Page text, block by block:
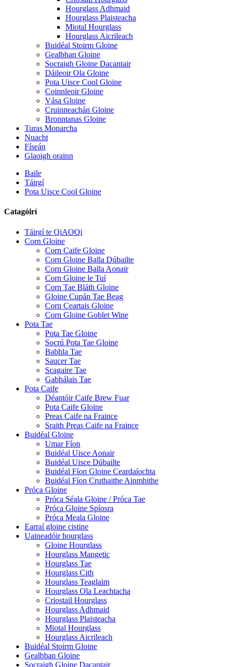
Hourglass Adhmaid
Hourglass Plaisteacha
Miotal Hourglass
Hourglass Aicrileach
Buidéal Stoirm Gloine
Gealbhan Gloine
Socraigh Gloine Dacantair
Dáileoir Ola Gloine
Pota Uisce Cool Gloine
Coinnleoir Gloine
Vása Gloine
Cruinneachán Gloine
Bronntanas Gloine
Turas Monarcha
Nuacht
Físeán
Glaoigh orainn
Baile
Táirgí
Pota Uisce Cool Gloine
Catagóirí
Táirgí te QiAOQi
Corn Gloine
Corn Caife Gloine
Corn Gloine Balla Dúbailte
Corn Gloine Balla Aonair
Corn Gloine le Tuí
Corn Tae Bláth Gloine
Gloine Cupán Tae Beag
Corn Ceartais Gloine
Corn Gloine Goblet Wine
Pota Tae
Pota Tae Gloine
Socrú Pota Tae Gloine
Babhla Tae
Saucer Tae
Scagaire Tae
Gabhálais Tae
Pota Caife
Déantóir Caife Brew Fuar
Pota Caife Gloine
Preas Caife na Fraince
Sraith Preas Caife na Fraince
Buidéal Gloine
Umar Fíon
Buidéal Uisce Aonair
Buidéal Uisce Dúbailte
Buidéal Fíon Gloine Ceardaíochta
Buidéal Fíon Cruthaithe Ainmhithe
Próca Gloine
Próca Séala Gloine / Próca Tae
Próca Gloine Spíosra
Próca Meala Gloine
Earraí gloine cistine
Uaineadóir hourglass
Gloine Hourglass
Hourglass Mangetic
Hourglass Tae
Hourglass Cith
Hourglass Teaglaim
Hourglass Ola Leachtacha
Criostail Hourglass
Hourglass Adhmaid
Hourglass Plaisteacha
Miotal Hourglass
Hourglass Aicrileach
Buidéal Stoirm Gloine
Gealbhan Gloine
Socraigh Gloine Dacantair